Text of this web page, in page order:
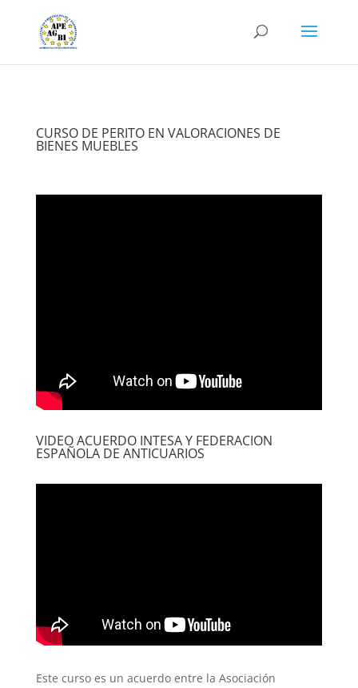
CURSO DE PERITO EN VALORACIONES DE
BIENES MUEBLES
VIDEO ACUERDO INTESA Y FEDERACION
ESPAÑOLA DE ANTICUARIOS
Este curso es un acuerdo entre la Asociación